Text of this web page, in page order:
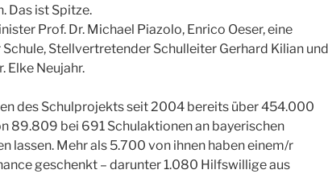
Das ist Spitze.
Prof. Dr. Michael Piazolo, Enrico Oeser, eine
Stellvertretender Schulleiter Gerhard Kilian und
Elke Neujahr.
des Schulprojekts seit 2004 bereits über 454.000
89.809 bei 691 Schulaktionen an bayerischen
lassen. Mehr als 5.700 von ihnen haben einem/r
geschenkt – darunter 1.080 Hilfswillige aus